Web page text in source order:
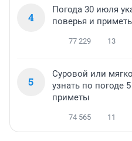
4
Погода 30 июля
поверья и
77 229 13
5
Суровой или
узнать по погоде
приметы
74 565 11